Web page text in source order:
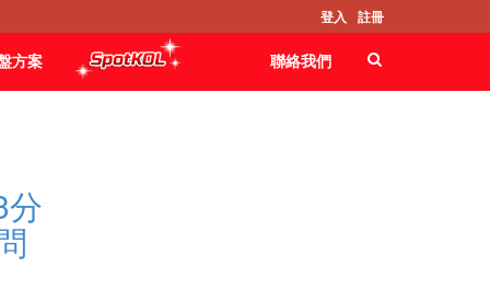
登入 註冊
方案 聯絡我們
Failed to find static block \'classic03-